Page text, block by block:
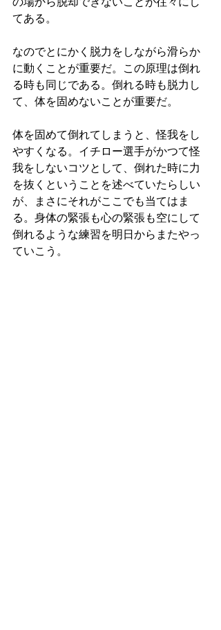
てある。
なのでとにかく脱力をしながら滑らか
に動くことが重要だ。この原理は倒れ
る時も同じである。倒れる時も脱力し
て、体を固めないことが重要だ。
体を固めて倒れてしまうと、怪我をし
やすくなる。イチロー選手がかつて怪
我をしないコツとして、倒れた時に力
を抜くということを述べていたらしい
が、まさにそれがここでも当てはま
る。身体の緊張も心の緊張も空にして
倒れるような練習を明日からまたやっ
ていこう。